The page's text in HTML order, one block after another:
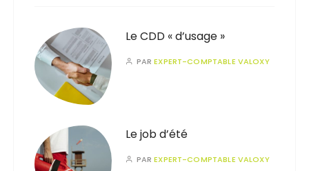
Le CDD « d’usage »
PAREXPERT-COMPTABLE VALOXY
Le job d’été
PAREXPERT-COMPTABLE VALOXY